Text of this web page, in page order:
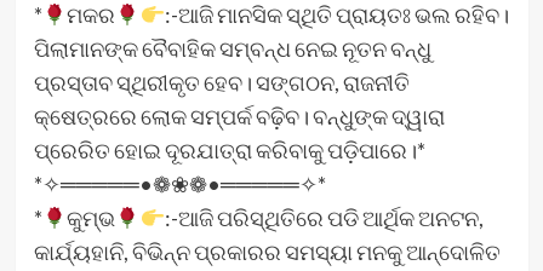
*
ମକର
:-ଆଜି ମାନସିକ ସ୍ଥିତି ପ୍ରାୟତଃ ଭଲ ରହିବ।
ପିଲାମାନଙ୍କ ବୈବାହିକ ସମ୍ବନ୍ଧ ନେଇ ନୂତନ ବନ୍ଧୁ
ପ୍ରସ୍ତାବ ସ୍ଥିରୀକୃତ ହେବ। ସଙ୍ଗଠନ, ରାଜନୀତି
କ୍ଷେତ୍ରରେ ଲୋକ ସମ୍ପର୍କ ବଢ଼ିବ। ବନ୍ଧୁଙ୍କ ଦ୍ୱାରା
ପ୍ରେରିତ ହୋଇ ଦୂରଯାତ୍ରା କରିବାକୁ ପଡ଼ିପାରେ।*
*✧═════•❁❀❁•═════✧*
*
କୁମ୍ଭ
:-ଆଜି ପରିସ୍ଥିତିରେ ପଡି ଆର୍ଥିକ ଅନଟନ,
କାର୍ଯ୍ୟହାନି, ବିଭିନ୍ନ ପ୍ରକାରର ସମସ୍ୟା ମନକୁ ଆନ୍ଦୋଳିତ